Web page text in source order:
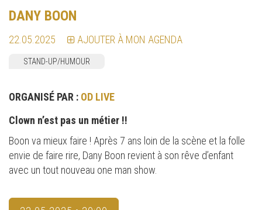
DANY BOON
22.05.2025 AJOUTER À MON AGENDA
STAND-UP/HUMOUR
ORGANISÉ PAR : OD LIVE
Clown n’est pas un métier !!
Boon va mieux faire ! Après 7 ans loin de la scène et la folle
envie de faire rire, Dany Boon revient à son rêve d’enfant
avec un tout nouveau one man show.